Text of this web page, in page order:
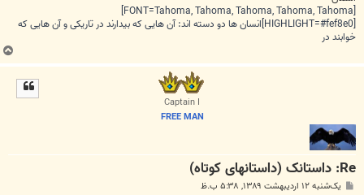
[FONT=Tahoma, Tahoma, Tahoma, Tahoma, Tahoma]
[HIGHLIGHT=#fef8e0]انسان ها دو دسته اند: آن هایی که بیدارند در تاریکی و آن هایی که
خوابند در
ب
ا
Captain I
FREE MAN
Re: داستانک (داستانهای کوتاه)
پ یک‌شنبه ۱۲ اردیبهشت ۱۳۸۹, ۵:۳۸ ب.ظ